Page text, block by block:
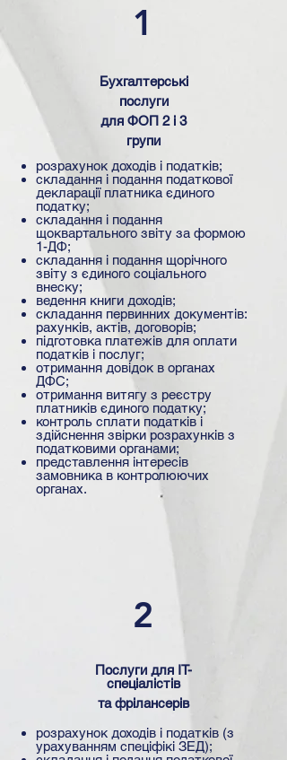
1
Бухгалтерські
послуги
для ФОП 2 і 3
групи
розрахунок доходів і податків;
складання і подання податкової
декларації платника єдиного
податку;
складання і подання
щоквартального звіту за формою
1-ДФ;
складання і подання щорічного
звіту з єдиного соціального
внеску;
ведення книги доходів;
складання первинних документів:
рахунків, актів, договорів;
підготовка платежів для оплати
податків і послуг;
отримання довідок в органах
ДФС;
отримання витягу з реєстру
платників єдиного податку;
контроль сплати податків і
здійснення звірки розрахунків з
податковими органами;
представлення інтересів
замовника в контролюючих
органах.
2
Послуги для IT-
спеціалістів
та фрілансерів
розрахунок доходів і податків (з
урахуванням спеціфікі ЗЕД);